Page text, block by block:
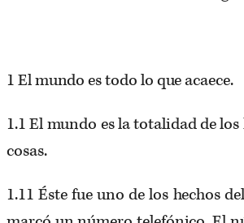
1 El mundo es todo lo que acaece.
1.1 El mundo es la totalidad de los
cosas.
1.11 Éste fue uno de los hechos